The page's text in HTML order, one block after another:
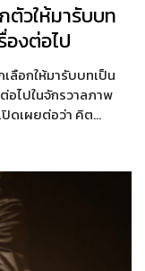
ตัวให้มารับบท
องต่อไป
ลือกให้มารับบทเป็น
อไปในจักรวาลภาพ
ปิดเผยต่อว่า คิต…